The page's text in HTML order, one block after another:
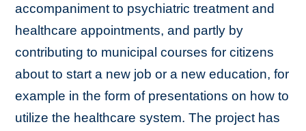
accompaniment to psychiatric treatment and
healthcare appointments, and partly by
contributing to municipal courses for citizens
about to start a new job or a new education, for
example in the form of presentations on how to
utilize the healthcare system. The project has